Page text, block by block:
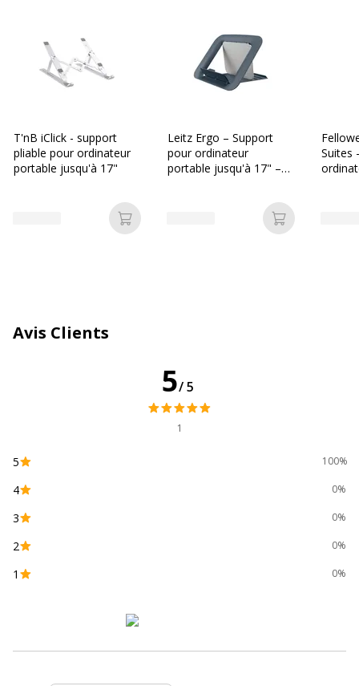
Quantité incluse
Données d'identification
Données d'identification
Marque DURABLE
Référence produit fabricant
Garanties légales
Hauteur réglable
Profondeur
T'nB iClick - support
pliable pour ordinateur
portable jusqu'à 17"
Ajouter au panier
Leitz Ergo – Support
pour ordinateur
portable jusqu'à 17" –
Ajouter au
Suites
Avis Clients
5/5
1
5 100%
4 0%
3 0%
2 0%
1 0%